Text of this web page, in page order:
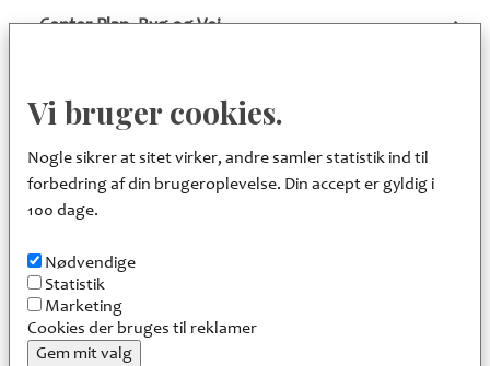
Center Plan, Byg og Vej
Center Pleje og Omsorg
Center Sundhed, Kultur og Fritid
Fællescenter Økonomi og It
Vi bruger cookies.
Nogle sikrer at sitet virker, andre samler statistik ind til
forbedring af din brugeroplevelse. Din accept er gyldig i
100 dage.
Nødvendige
Statistik
Marketing
Cookies der bruges til reklamer
Gem mit valg